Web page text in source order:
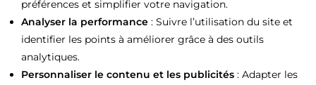
préférences et simplifier votre navigation.
Analyser la performance : Suivre l’utilisation du site et
identifier les points à améliorer grâce à des outils
analytiques.
Personnaliser le contenu et les publicités : Adapter les